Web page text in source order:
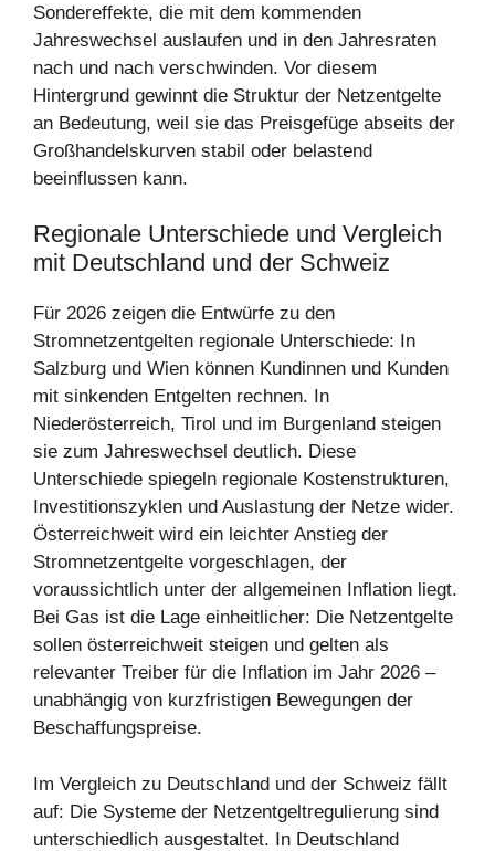
Sondereffekte, die mit dem kommenden
Jahreswechsel auslaufen und in den Jahresraten
nach und nach verschwinden. Vor diesem
Hintergrund gewinnt die Struktur der Netzentgelte
an Bedeutung, weil sie das Preisgefüge abseits der
Großhandelskurven stabil oder belastend
beeinflussen kann.
Regionale Unterschiede und Vergleich
mit Deutschland und der Schweiz
Für 2026 zeigen die Entwürfe zu den
Stromnetzentgelten regionale Unterschiede: In
Salzburg und Wien können Kundinnen und Kunden
mit sinkenden Entgelten rechnen. In
Niederösterreich, Tirol und im Burgenland steigen
sie zum Jahreswechsel deutlich. Diese
Unterschiede spiegeln regionale Kostenstrukturen,
Investitionszyklen und Auslastung der Netze wider.
Österreichweit wird ein leichter Anstieg der
Stromnetzentgelte vorgeschlagen, der
voraussichtlich unter der allgemeinen Inflation liegt.
Bei Gas ist die Lage einheitlicher: Die Netzentgelte
sollen österreichweit steigen und gelten als
relevanter Treiber für die Inflation im Jahr 2026 –
unabhängig von kurzfristigen Bewegungen der
Beschaffungspreise.
Im Vergleich zu Deutschland und der Schweiz fällt
auf: Die Systeme der Netzentgeltregulierung sind
unterschiedlich ausgestaltet. In Deutschland